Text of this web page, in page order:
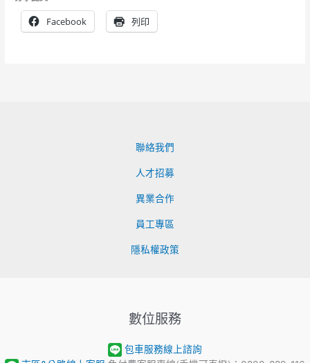
Facebook 列印
聯絡我們
人才招募
異業合作
員工專區
隱私權政策
數位服務
包車服務線上諮詢